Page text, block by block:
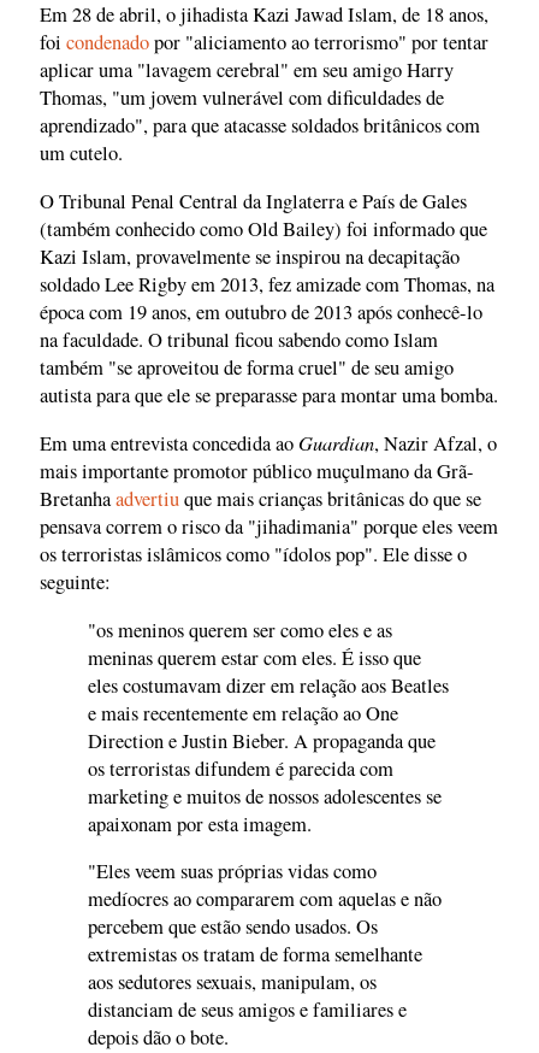
Em 28 de abril, o jihadista Kazi Jawad Islam, de 18 anos,
foi condenadopor "aliciamento ao terrorismo" por tentar
aplicar uma "lavagem cerebral" em seu amigo Harry
Thomas, "um jovem vulnerável com dificuldades de
aprendizado", para que atacasse soldados britânicos com
um cutelo.
O Tribunal Penal Central da Inglaterra e País de Gales
(também conhecido como Old Bailey) foi informado que
Kazi Islam, provavelmente se inspirou na decapitação
soldado Lee Rigby em 2013, fez amizade com Thomas, na
época com 19 anos, em outubro de 2013 após conhecê-lo
na faculdade. O tribunal ficou sabendo como Islam
também "se aproveitou de forma cruel" de seu amigo
autista para que ele se preparasse para montar uma bomba.
Em uma entrevista concedida aoGuardian, Nazir Afzal, o
mais importante promotor público muçulmano da Grã-
Bretanhaadvertiuque mais crianças britânicas do que se
pensava correm o risco da "jihadimania" porque eles veem
os terroristas islâmicos como "ídolos pop". Ele disse o
seguinte:
"os meninos querem ser como eles e as
meninas querem estar com eles. É isso que
eles costumavam dizer em relação aos Beatles
e mais recentemente em relação ao One
Direction e Justin Bieber. A propaganda que
os terroristas difundem é parecida com
marketing e muitos de nossos adolescentes se
apaixonam por esta imagem.
"Eles veem suas próprias vidas como
medíocres ao compararem com aquelas e não
percebem que estão sendo usados. Os
extremistas os tratam de forma semelhante
aos sedutores sexuais, manipulam, os
distanciam de seus amigos e familiares e
depois dão o bote.